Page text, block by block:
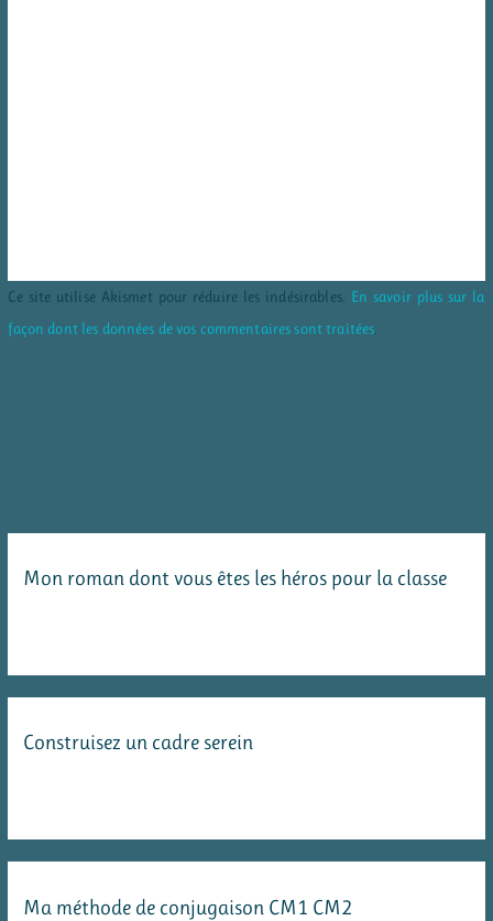
Ce site utilise Akismet pour réduire les indésirables. En savoir plus sur la
façon dont les données de vos commentaires sont traitées.
Mon roman dont vous êtes les héros pour la classe
Construisez un cadre serein
Ma méthode de conjugaison CM1 CM2